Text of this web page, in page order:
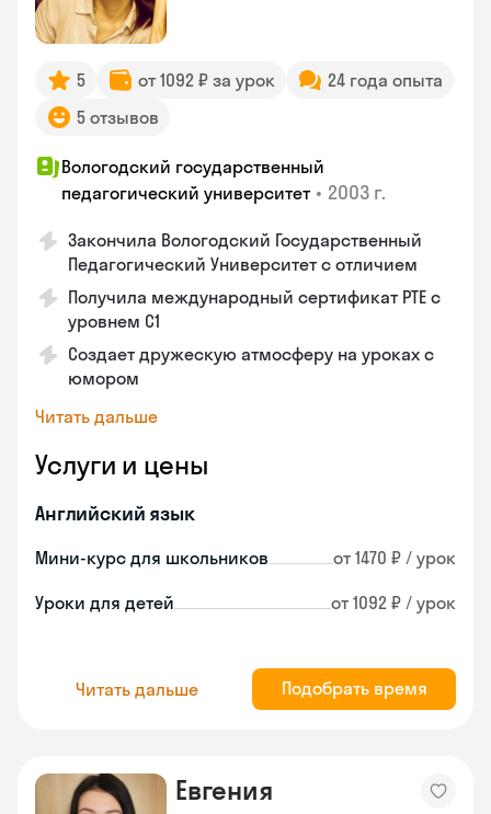
5 от 1092 ₽ за урок
24 года опыта
5 отзывов
Вологодский государственный
педагогический университет • 2003 г.
Закончила Вологодский Государственный
Педагогический Университет с отличием
Получила международный сертификат PTE с
уровнем C1
Создает дружескую атмосферу на уроках с
юмором
Читать дальше
Услуги и цены
Английский язык
Мини-курс для школьников от 1470 ₽ / урок
Уроки для детей от 1092 ₽ / урок
Читать дальше Подобрать время
Евгения